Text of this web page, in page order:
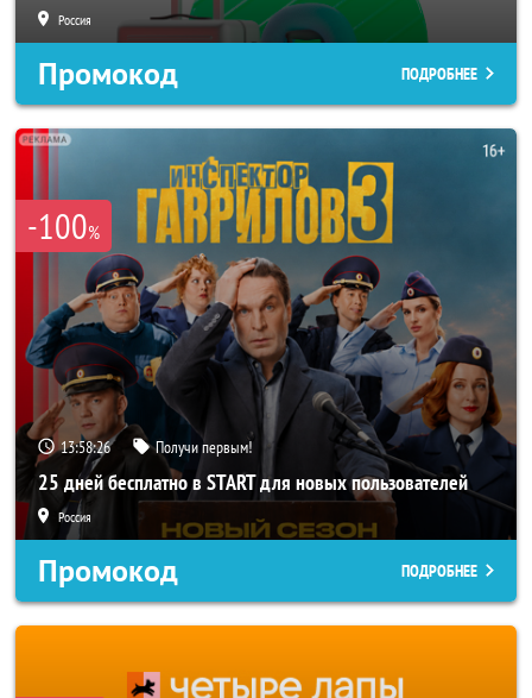
Россия
Промокод ПОДРОБНЕЕ
-100%
13:58:24 Получи первым!
25 дней бесплатно в START для новых пользователей
Россия
Промокод ПОДРОБНЕЕ